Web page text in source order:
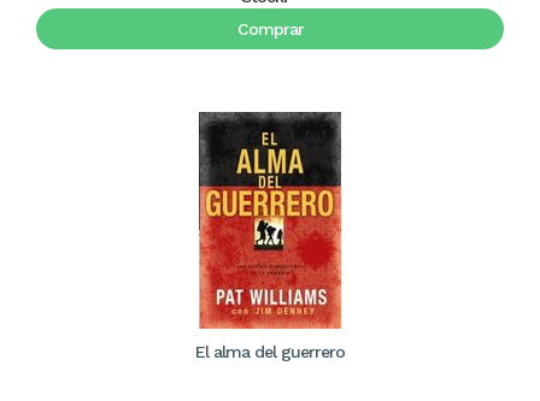
Comprar
El alma del guerrero